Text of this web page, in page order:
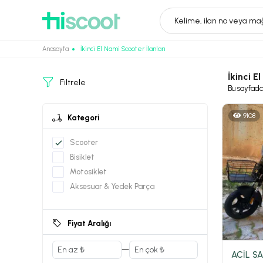
Kelime, ilan no veya
Anasayfa İkinci El Nami Scooter İlanları
Filtrele
İkinci
Bu sayfada
Kategori
Scooter
Bisiklet
Motosiklet
Aksesuar & Yedek Parça
Fiyat Aralığı
—
9108